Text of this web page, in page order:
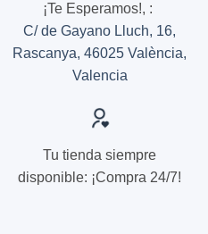
página
¡Te Esperamos!, :
C/ de Gayano Lluch, 16,
Rascanya, 46025 València,
Valencia
Tu tienda siempre
disponible: ¡Compra 24/7!